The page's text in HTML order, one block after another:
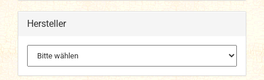
Hersteller